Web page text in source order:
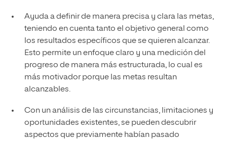
Ayuda a definir de manera precisa y clara las metas,
teniendo en cuenta tanto el objetivo general como
los resultados específicos que se quieren alcanzar.
Esto permite un enfoque claro y una medición del
progreso de manera más estructurada, lo cual es
más motivador porque las metas resultan
alcanzables.
Con un análisis de las circunstancias, limitaciones y
oportunidades existentes, se pueden descubrir
aspectos que previamente habían pasado